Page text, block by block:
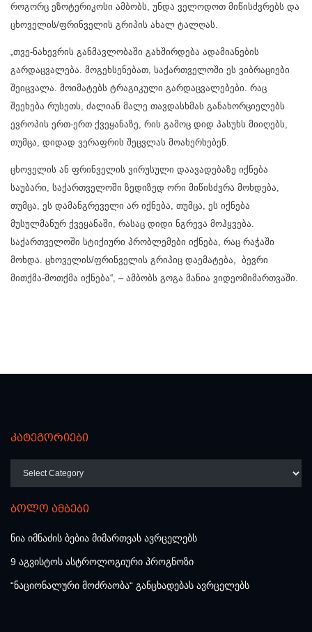
როგორც ეზოტერიკოსი ამბობს, უნდა ველოდოთ მიწისძვრებს და
ცხოველის/ფრინველის გრიპის ახალ ტალღას.
„თვე-ნახევრის განმავლობაში გახშირდება ადამიანების
გარდაცვალება. მოგეხსენებათ, საქართველოში ეს ვიბრაციები
შეიცვალა. მოიმატებს ტრაგიკული გარდაცვალებები. რაც
შეეხება რუსეთს, ძალიან მალე თავდასხმას განახორციელებს
ევროპის ერთ-ერთ ქვეყანაზე, რის გამოც დიდ პასუხს მიიღებს,
თუმცა, დიდად ვერაფრის შეცვლას მოახერხებენ.
ცხოველის ან ფრინველის ვირუსული დაავადებაზე იქნება
საუბარი, საქართველოში ზედიზედ ორი მიწისძვრა მოხდება,
თუმცა, ეს დამანგრეველი არ იქნება, თუმცა, ეს იქნება
მუსულმანურ ქვეყანაში, რასაც დიდი ნგრევა მოჰყვება.
საქართველოში სტიქიური პრობლემები იქნება, რაც რაჭაში
მოხდა. ცხოველის/ფრინველის გრიპიც დაემატება, ბევრი
მითქმა-მოთქმა იქნება“, – ამბობს გოგა მანია ვიდეომიმართვაში.
კატეგორიები
ბოლო ამბები
ნია იმნაძის ბებია მიმართვას ავრცელებს
9 აგვისტოს ასტროლოგიური პროგნოზი
“ნაციონალური მოძრაობა“ განცხადებას ავრცელებს